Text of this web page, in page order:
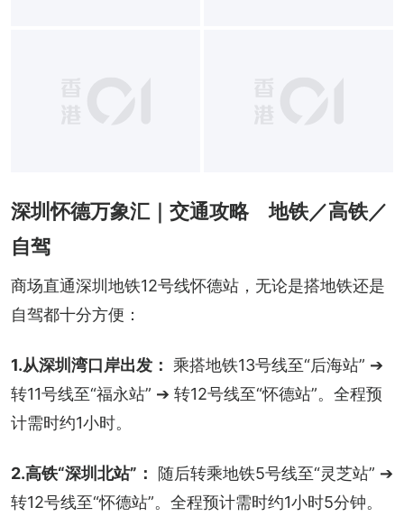
深圳怀德万象汇｜交通攻略 地铁／高铁／
自驾
商场直通深圳地铁12号线怀德站，无论是搭地铁还是
自驾都十分方便：
1.从深圳湾口岸出发： 乘搭地铁13号线至“后海站” ➔
转11号线至“福永站” ➔ 转12号线至“怀德站”。全程预
计需时约1小时。
2.高铁“深圳北站”：
随后转乘地铁5号线至“灵芝站” ➔
转12号线至“怀德站”。全程预计需时约1小时5分钟。